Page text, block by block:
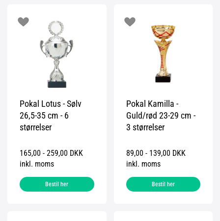
Pokal Lotus - Sølv
26,5-35 cm - 6
størrelser
165,00 - 259,00 DKK
inkl. moms
Bestil her
Pokal Kamilla -
Guld/rød 23-29 cm -
3 størrelser
89,00 - 139,00 DKK
inkl. moms
Bestil her